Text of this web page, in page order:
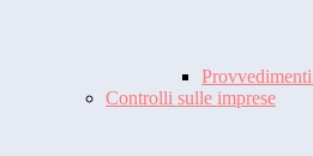
Controlli sulle imprese